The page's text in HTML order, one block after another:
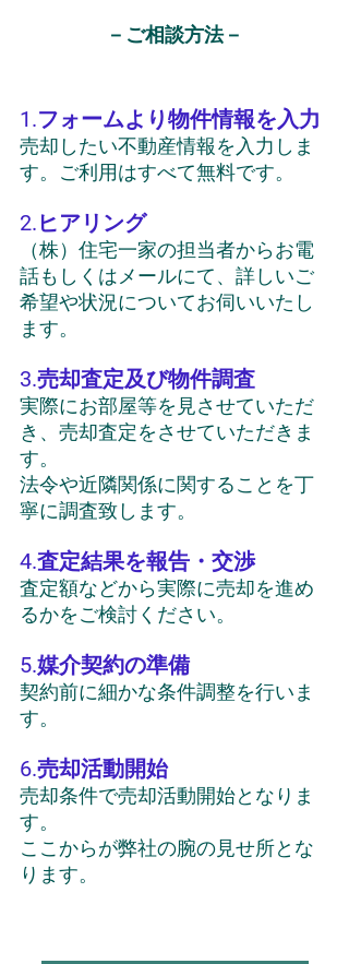
－ご相談方法－
1.フォームより物件情報を入力
売却したい不動産情報を入力しま
す。ご利用はすべて無料です。
2.ヒアリング
（株）住宅一家の担当者からお電
話もしくはメールにて、詳しいご
希望や状況についてお伺いいたし
ます。
3.売却査定及び物件調査
実際にお部屋等を見させていただ
き、売却査定をさせていただきま
す。
法令や近隣関係に関することを丁
寧に調査致します。
4.査定結果を報告・交渉
査定額などから実際に売却を進め
るかをご検討ください。
5.媒介契約の準備
契約前に細かな条件調整を行いま
す。
6.売却活動開始
売却条件で売却活動開始となりま
す。
ここからが弊社の腕の見せ所とな
ります。